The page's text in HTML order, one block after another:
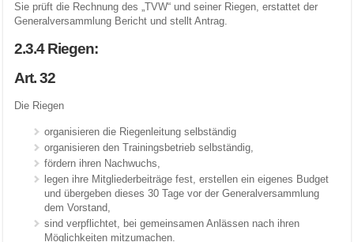
Sie prüft die Rechnung des „TVW“ und seiner Riegen, erstattet der
Generalversammlung Bericht und stellt Antrag.
2.3.4 Riegen:
Art. 32
Die Riegen
organisieren die Riegenleitung selbständig
organisieren den Trainingsbetrieb selbständig,
fördern ihren Nachwuchs,
legen ihre Mitgliederbeiträge fest, erstellen ein eigenes Budget
und übergeben dieses 30 Tage vor der Generalversammlung
dem Vorstand,
sind verpflichtet, bei gemeinsamen Anlässen nach ihren
Möglichkeiten mitzumachen.